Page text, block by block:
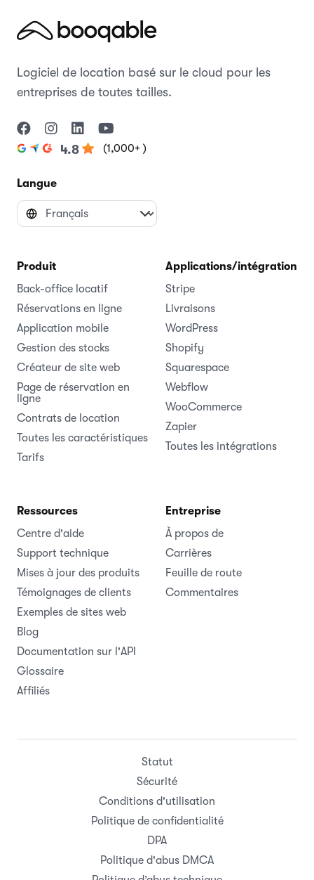
Logiciel de location basé sur le cloud pour les
entreprises de toutes tailles.
4.8 (1,000+ )
Langue
Produit
Back-office locatif
Réservations en ligne
Application mobile
Gestion des stocks
Créateur de site web
Page de réservation en
ligne
Contrats de location
Toutes les caractéristiques
Tarifs
Applications/intégrations
Stripe
Livraisons
WordPress
Shopify
Squarespace
Webflow
WooCommerce
Zapier
Toutes les intégrations
Ressources
Centre d'aide
Support technique
Mises à jour des produits
Témoignages de clients
Exemples de sites web
Blog
Documentation sur l'API
Glossaire
Affiliés
Entreprise
À propos de
Carrières
Feuille de route
Commentaires
Statut
Sécurité
Conditions d'utilisation
Politique de confidentialité
DPA
Politique d'abus DMCA